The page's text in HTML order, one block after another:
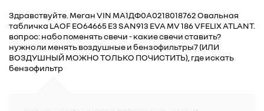
Здравствуйте. Меган VIN МА1ДФ0А0218018762 Овальная
табличка LAOF EO64665 E3 SAN913 EVA MV 186 VFELIX ATLANT.
вопрос: набо поменять свечи - какие свечи ставить?
нужно ли менять воздушные и бензофильтры7 (ИЛИ
ВОЗДУШНЫЙ МОЖНО ТОЛЬКО ПОЧИСТИТЬ), где искать
бензофильтр